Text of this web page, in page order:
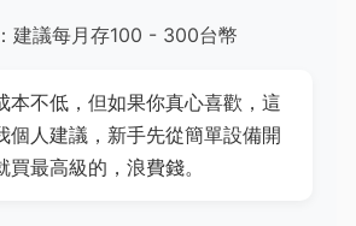
建議每月存100 - 300台幣
本不低，但如果你真心喜歡，這
個人建議，新手先從簡單設備開
最高級的，浪費錢。